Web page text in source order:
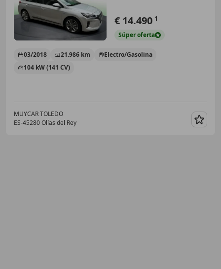
€ 14.490 1
Súperoferta
03/2018 21.986 km
Electro/Gasolina
104 kW (141 CV)
MUYCAR TOLEDO
ES-45280 Olías del Rey